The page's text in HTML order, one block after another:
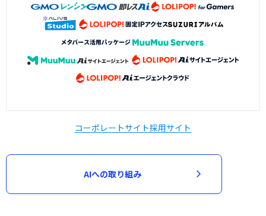
コーポレートサイト採用サイト
AIへの取り組み